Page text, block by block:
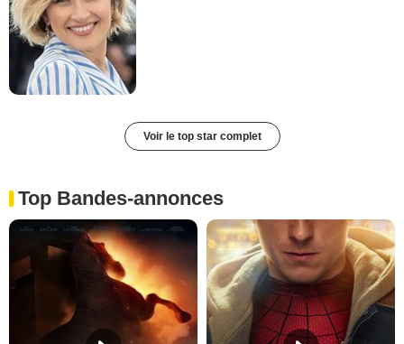
Voir le top star complet
Top Bandes-annonces